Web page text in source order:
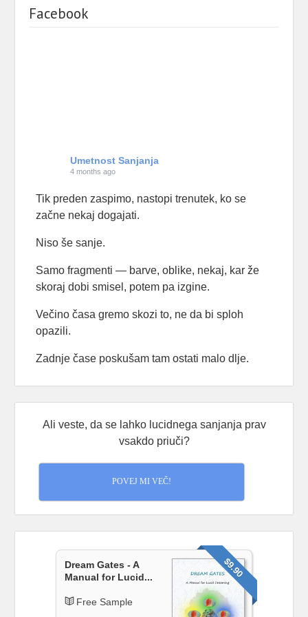
Facebook
Umetnost Sanjanja
4 months ago
Tik preden zaspimo, nastopi trenutek, ko se
začne nekaj dogajati.
Niso še sanje.
Samo fragmenti — barve, oblike, nekaj, kar že
skoraj dobi smisel, potem pa izgine.
Večino časa gremo skozi to, ne da bi sploh
opazili.
Zadnje čase poskušam tam ostati malo dlje.
Samo opazujem, kaj se pojavi — in kaj se zgodi,
če ne zaspim takoj.
O tem sem napisal nekaj več tukaj:
At the Edge of Sleep
View on Facebook · Share
Ali veste, da se lahko lucidnega sanjanja prav
vsakdo priuči?
POVEJ MI VEČ!
$9.90
Dream Gates - A
Manual for Lucid...
Free Sample